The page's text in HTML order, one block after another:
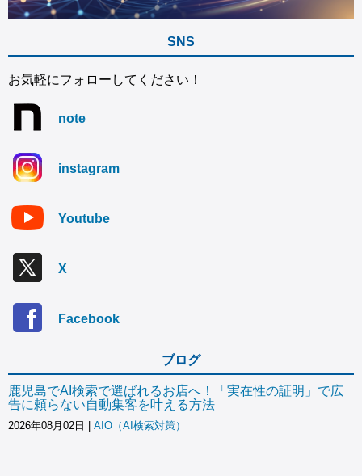
SNS
お気軽にフォローしてください！
note
instagram
Youtube
X
Facebook
ブログ
鹿児島でAI検索で選ばれるお店へ！「実在性の証明」で広
告に頼らない自動集客を叶える方法
2026年08月02日 AIO（AI検索対策）